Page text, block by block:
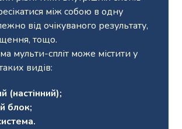
між собою в одну
від очікуваного результату,
тощо.
мульти-спліт може містити у
видів:
(настінний);
блок;